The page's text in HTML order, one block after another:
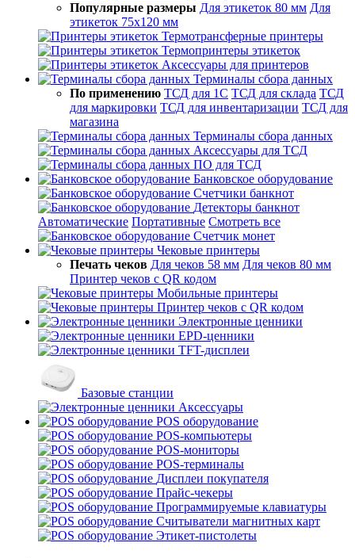
Популярные размеры Для этикеток 80 мм Для
этикеток 75х120 мм
Термотрансферные принтеры
Термопринтеры этикеток
Аксессуары для принтеров
Терминалы сбора данных
По применению ТСД для 1С ТСД для склада ТСД
для маркировки ТСД для инвентаризации ТСД для
магазина
Терминалы сбора данных
Аксессуары для ТСД
ПО для ТСД
Банковское оборудование
Счетчики банкнот
Детекторы банкнот
Автоматические Портативные Смотреть все
Счетчик монет
Чековые принтеры
Печать чеков Для чеков 58 мм Для чеков 80 мм
Принтер чеков с QR кодом
Мобильные принтеры
Принтер чеков с QR кодом
Электронные ценники
EPD-ценники
TFT-дисплеи
Базовые станции
Аксессуары
POS оборудование
POS-компьютеры
POS-мониторы
POS-терминалы
Дисплеи покупателя
Прайс-чекеры
Программируемые клавиатуры
Считыватели магнитных карт
Этикет-пистолеты